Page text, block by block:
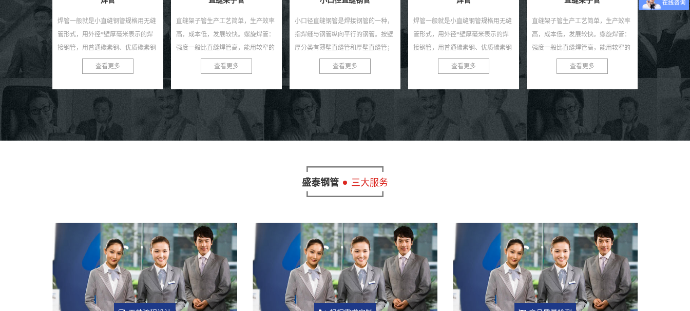
规格用无缝
表示的焊
优质碳素钢
冷带焊接，
直缝架子管生产工艺简单，生产效率
高，成本低，发展较快。螺旋焊管：
强度一般比直缝焊管高，能用较窄的
坯料生产管径较大的焊管，还可以用
同样宽度的坯料生产管径...
查看更多
小口径直缝钢管是焊接钢管的一种，
指焊缝与钢管纵向平行的钢管。按壁
厚分类有薄壁直缝管和厚壁直缝管；
按形状分类有圆形管、方形管或异形
管；按用途分类有一般焊...
查看更多
焊管一般就是小直缝钢管规格用无缝
管形式，用外径*壁厚毫米表示的焊
接钢管，用普通碳素钢、优质碳素钢
或普能低合金钢的热带、冷带焊接，
或用热带焊接后再经冷拨方...
查看更多
直缝架子管生产工艺简单，生产效率
高，成本低，发展较快。螺旋焊管：
强度一般比直缝焊管高，能用较窄的
坯料生产管径较大的焊管，还可以用
同样宽度的坯料生产管径...
查看更多
小口径直缝钢管是焊接钢管的一种，
指焊缝与钢管纵向平行的钢管。按壁
厚分类有薄壁直缝管和厚壁直缝管；
按形状分类有圆形管、方形管或异形
管；按用途分类有一般焊...
查看更多
焊管一般就
管形式，用外
接钢管，用
或普能低合
或用热带焊
盛泰钢管 三大服务